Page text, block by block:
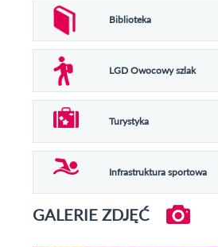
Biblioteka
LGD Owocowy szlak
Turystyka
Infrastruktura sportowa
GALERIE ZDJĘĆ